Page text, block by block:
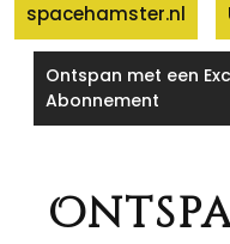
spacehamster.nl
Ontspan met een
Abonnement